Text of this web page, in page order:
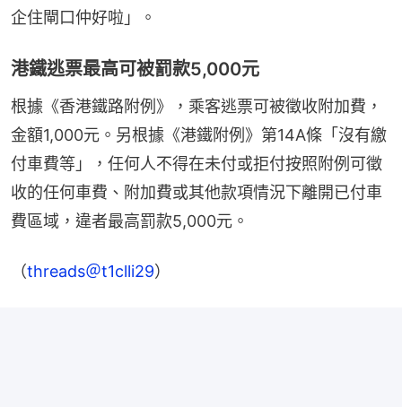
企住閘口仲好啦」。
港鐵逃票最高可被罰款5,000元
根據《香港鐵路附例》，乘客逃票可被徵收附加費，
金額1,000元。另根據《港鐵附例》第14A條「沒有繳
付車費等」，任何人不得在未付或拒付按照附例可徵
收的任何車費、附加費或其他款項情況下離開已付車
費區域，違者最高罰款5,000元。
（threads＠t1clli29）